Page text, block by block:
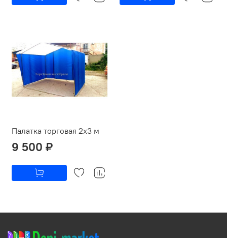
Палатка торговая 2х3 м
9 500 ₽